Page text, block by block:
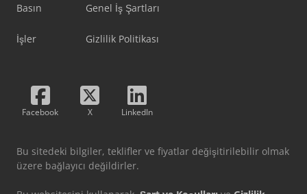
Basın
İşler
Genel İş Şartları
Gizlilik Politikası
Facebook X LinkedIn
Bu sitedeki bilgiler, teklifler ve fiyatlar değişitirilebilir olmak
üzere bağlayıcı değildirler.